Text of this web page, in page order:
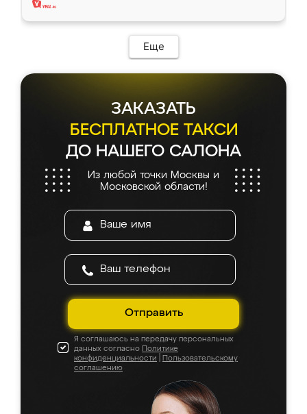
Еще
ЗАКАЗАТЬ
БЕСПЛАТНОЕ ТАКСИ
ДО НАШЕГО САЛОНА
Из любой точки Москвы и
Московской области!
Отправить
Я соглашаюсь на передачу персональных
данных согласно Политике
конфиденциальности
Пользовательскому
соглашению